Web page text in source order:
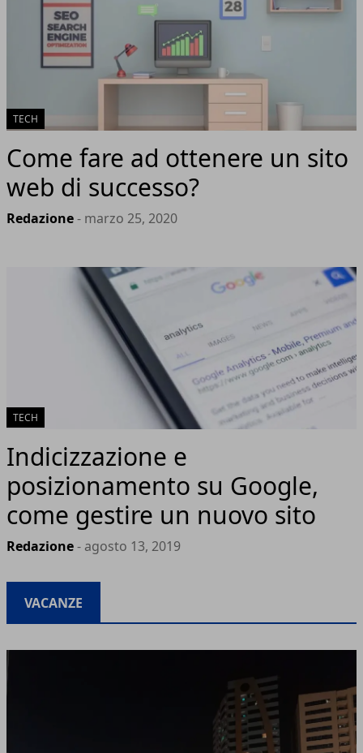
TECH
Come fare ad ottenere un sito
web di successo?
Redazione- marzo 25, 2020
TECH
Indicizzazione e
posizionamento su Google,
come gestire un nuovo sito
Redazione- agosto 13, 2019
VACANZE